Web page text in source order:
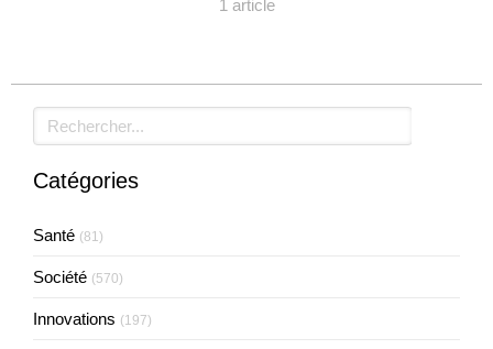
1 article
Rechercher
Catégories
Santé (81)
Société (570)
Innovations (197)